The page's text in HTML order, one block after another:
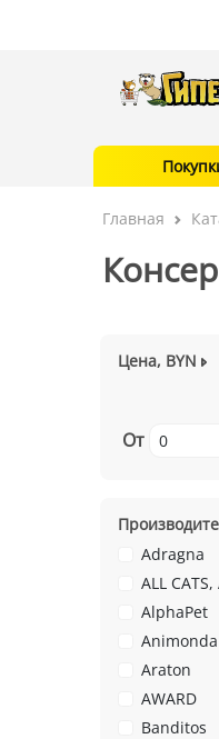
Главная
Цена, BYN
От
Adragna
ALL CATS,
AlphaPet
Animonda
Araton
AWARD
Banditos